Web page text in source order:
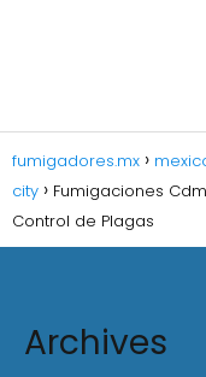
fumigadores.mx
city
Fumigaciones
Control de Plagas
Archives